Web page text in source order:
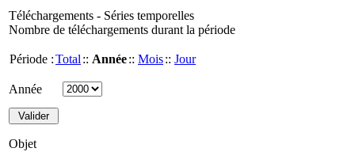
Téléchargements - Séries temporelles
Nombre de téléchargements durant la période
Période :Total :: Année:: Mois:: Jour
Année
Objet